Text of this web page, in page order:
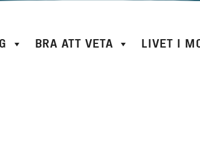
BRA ATT VETA LIVET I